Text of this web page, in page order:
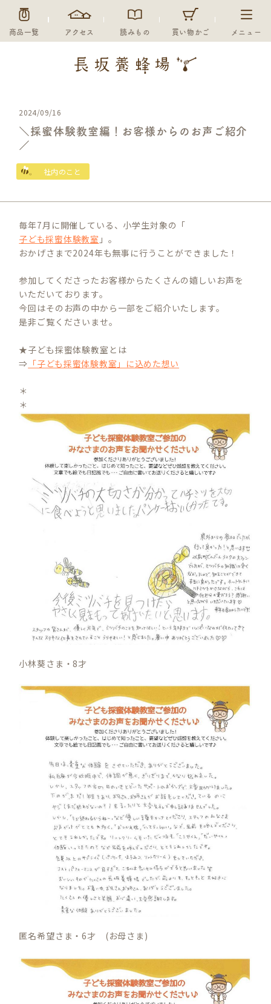
商品一覧 アクセス 読みもの 買い物かご メニュー
2024/09/16
＼採蜜体験教室編！お客様からのお声ご紹介
／
社内のこと
毎年7月に開催している、小学生対象の「
子ども採蜜体験教室 」。
おかげさまで2024年も無事に行うことができました！
参加してくださったお客様からたくさんの嬉しいお声を
いただいております。
今回はそのお声の中から一部をご紹介いたします。
是非ご覧くださいませ。
★子ども採蜜体験教室とは
⇒ 「子ども採蜜体験教室」に込めた想い
＊
＊
小林葵さま・8才
匿名希望さま・6才 (お母さま)